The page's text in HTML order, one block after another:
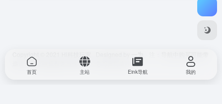
Hi科技玩家
注：导航中购买可能带
邀请，不影响原服务与价格，介意可自行去除。
首页 主站 Eink导航 我的